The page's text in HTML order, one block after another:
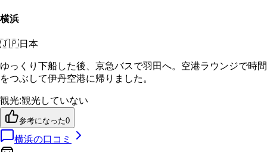
横浜
🇯🇵日本
ゆっくり下船した後、京急バスで羽田へ。空港ラウンジで時間
をつぶして伊丹空港に帰りました。
観光:観光していない
参考になった0
横浜の口コミ